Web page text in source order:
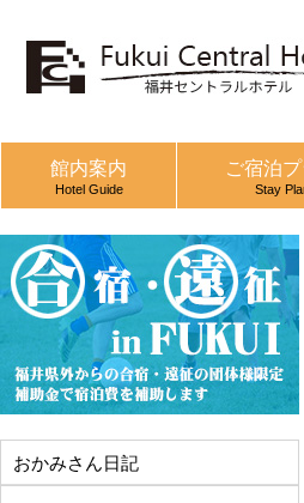
館内案内
Hotel Guide
ご宿泊
Stay
おかみさん日記